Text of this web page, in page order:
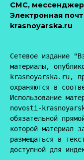
CМС,
Электронная
krasnoyarska.ru
Сетевое издание
материалы,
krasnoyarska.ru,
охраняются в
Использование
novosti-
обязательной
которой материал
размещаться в
доступной для